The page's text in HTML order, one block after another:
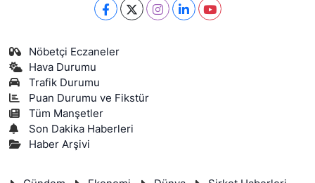
Nöbetçi Eczaneler
Hava Durumu
Trafik Durumu
Puan Durumu ve Fikstür
Tüm Manşetler
Son Dakika Haberleri
Haber Arşivi